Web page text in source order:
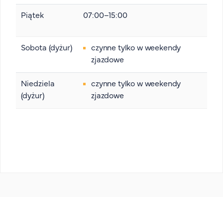
Piątek
07:00–15:00
Sobota (dyżur)
czynne tylko w weekendy
zjazdowe
Niedziela
(dyżur)
czynne tylko w weekendy
zjazdowe